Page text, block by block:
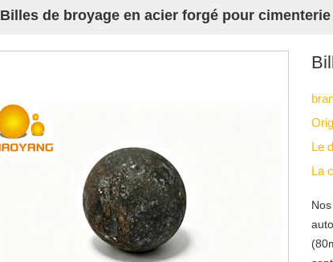
Billes de broyage en acier forgé pour cimenterie
Le
La